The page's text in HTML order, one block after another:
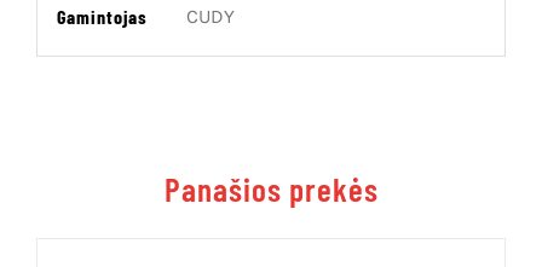
Gamintojas CUDY
Panašios prekės